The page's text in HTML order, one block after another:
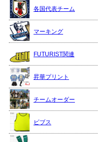
各国代表チーム
マーキング
FUTURIST関連
昇華プリント
チームオーダー
ビブス